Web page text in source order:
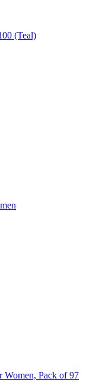
(Teal)
Women, Pack of 97